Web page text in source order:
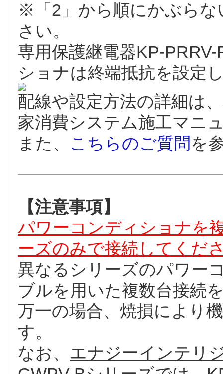
※「2」から順にかぶらな
さい。
専用保護継電器KP-
ショナは終端抵抗を設定
配線や設定方法の詳細は
家消費システム施工マニ
また、
こちらのご質問 を
【注意事項】
パワーコンディショナを
ーズのみで接続してくだ
異なるシリーズのパワー
ブルを用いた複数台接続
万一の場合、焼損により
す。
なお、 エナジーインテリ